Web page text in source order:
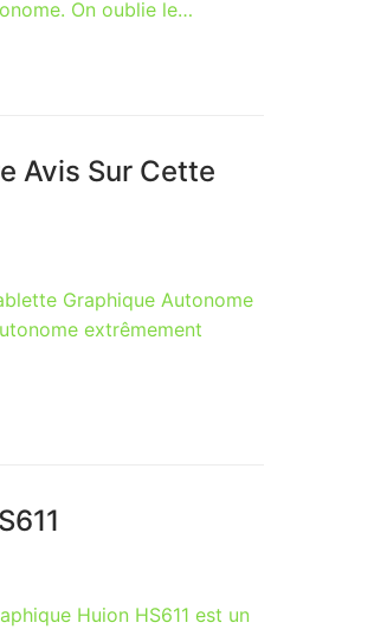
On oublie le…
Avis Sur Cette
Graphique Autonome
extrêmement
Huion HS611 est un